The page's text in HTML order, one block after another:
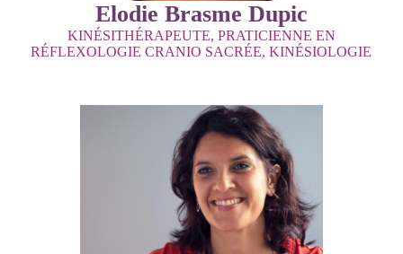
Elodie Brasme Dupic
KINÉSITHÉRAPEUTE, PRATICIENNE EN
RÉFLEXOLOGIE CRANIO SACRÉE, KINÉSIOLOGIE